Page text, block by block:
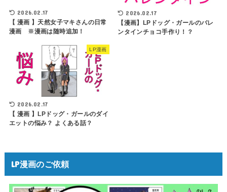
2026.02.17
【 漫画 】天然女子マキさんの日常
漫画 ※漫画は随時追加！
2026.02.17
【漫画】LPドッグ・ガールのバレ
ンタインチョコ手作り！？
LP漫画
2026.02.17
【 漫画 】LPドッグ・ガールのダイ
エットの悩み？ よくある話？
LP漫画のご依頼